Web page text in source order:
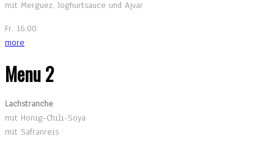
mit Merguez, Joghurtsauce und Ajvar
Fr. 16.00
more
Menu 2
Lachstranche
mit Honig-Chili-Soya
mit Safranreis